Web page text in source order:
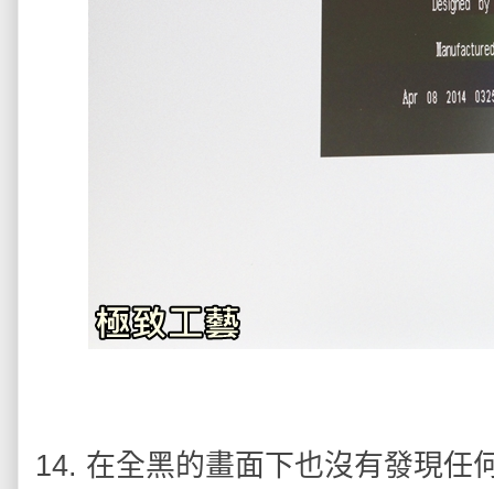
14. 在全黑的畫面下也沒有發現任